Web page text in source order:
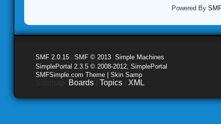
Powered By
SMF 2.0.15 SMF © 2013 Simple Machines
SimplePortal 2.3.5 © 2008-2012, SimplePortal
SMFSimple.com Theme | Skin Samp
Boards Topics XML